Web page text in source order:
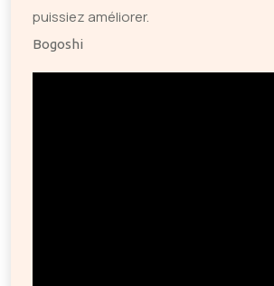
puissiez améliorer.
Bogoshi